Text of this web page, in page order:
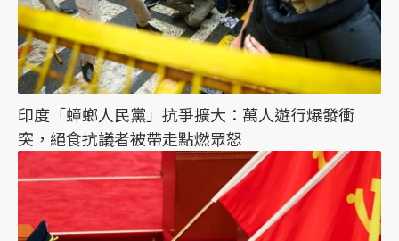
印度「蟑螂人民黨」抗爭擴大：萬人遊行爆發衝
突，絕食抗議者被帶走點燃眾怒